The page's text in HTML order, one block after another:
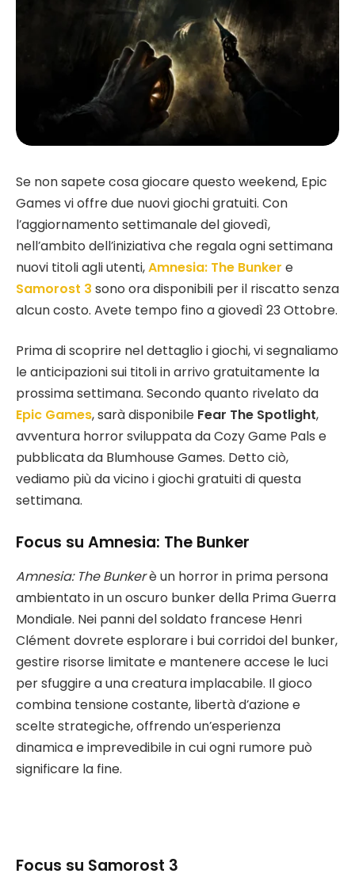
Se non sapete cosa giocare questo weekend, Epic
Games vi offre due nuovi giochi gratuiti. Con
l’aggiornamento settimanale del giovedì,
nell’ambito dell’iniziativa che regala ogni settimana
nuovi titoli agli utenti,Amnesia: The Bunker e
Samorost 3 sono ora disponibili per il riscatto senza
alcun costo. Avete tempo fino a giovedì 23 Ottobre.
Prima di scoprire nel dettaglio i giochi, vi segnaliamo
le anticipazioni sui titoli in arrivo gratuitamente la
prossima settimana. Secondo quanto rivelato da
Epic Games, sarà disponibile Fear The Spotlight,
avventura horror sviluppata da Cozy Game Pals e
pubblicata da Blumhouse Games. Detto ciò,
vediamo più da vicino i giochi gratuiti di questa
settimana.
Focus su Amnesia: The Bunker
Amnesia: The Bunkerè un horror in prima persona
ambientato in un oscuro bunker della Prima Guerra
Mondiale. Nei panni del soldato francese Henri
Clément dovrete esplorare i bui corridoi del bunker,
gestire risorse limitate e mantenere accese le luci
per sfuggire a una creatura implacabile. Il gioco
combina tensione costante, libertà d’azione e
scelte strategiche, offrendo un’esperienza
dinamica e imprevedibile in cui ogni rumore può
significare la fine.
Focus su Samorost 3